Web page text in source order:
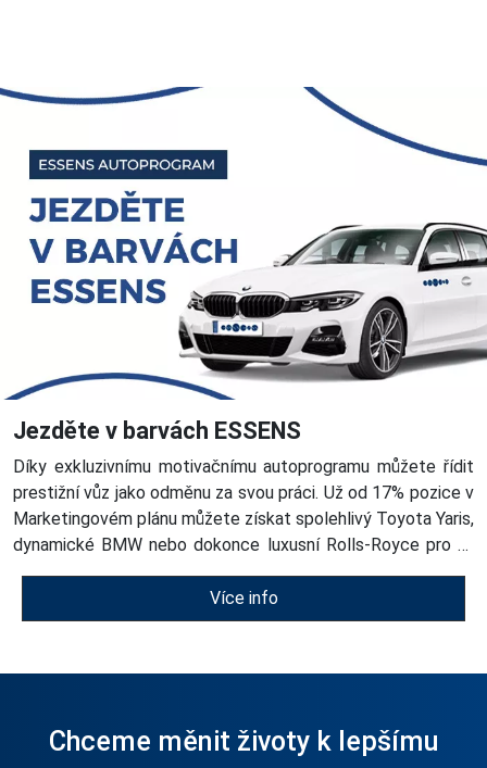
Jezděte v barvách ESSENS
Díky exkluzivnímu motivačnímu autoprogramu můžete řídit
prestižní vůz jako odměnu za svou práci. Už od 17% pozice v
Marketingovém plánu můžete získat spolehlivý Toyota Yaris,
dynamické BMW nebo dokonce luxusní Rolls-Royce pro ty
úplně nejúspěšnější. Stačí růst, plnit své cíle a ESSENS vám
otevře dveře k autu, které podtrhne váš styl i úspěch.
Více info
Chceme měnit životy k lepšímu